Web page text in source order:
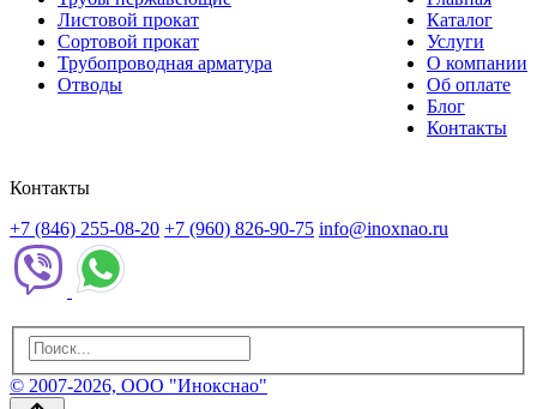
Листовой прокат
Сортовой прокат
Трубопроводная арматура
Отводы
Каталог
Услуги
О компании
Об оплате
Блог
Контакты
Контакты
+7 (846) 255-08-20 +7 (960) 826-90-75 info@inoxnao.ru
© 2007-2026, ООО "Инокснао"